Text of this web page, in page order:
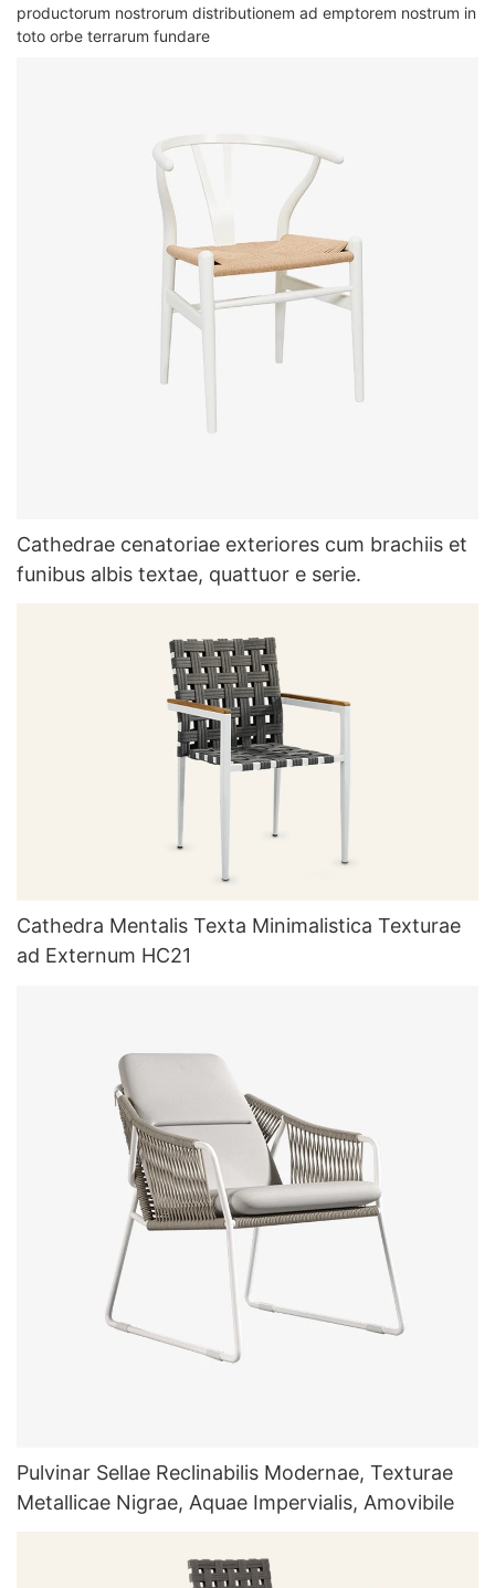
productorum nostrorum distributionem ad emptorem nostrum in
toto orbe terrarum fundare
Cathedrae cenatoriae exteriores cum brachiis et
funibus albis textae, quattuor e serie.
Cathedra Mentalis Texta Minimalistica Texturae
ad Externum HC21
Pulvinar Sellae Reclinabilis Modernae, Texturae
Metallicae Nigrae, Aquae Impervialis, Amovibile